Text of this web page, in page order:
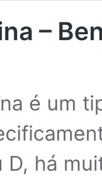
–
é um
D, há